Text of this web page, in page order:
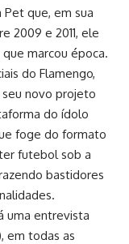
que, em sua
2009 e 2011, ele
marcou época.
do Flamengo,
novo projeto
do ídolo
foge do formato
futebol sob a
bastidores
uma entrevista
em todas as